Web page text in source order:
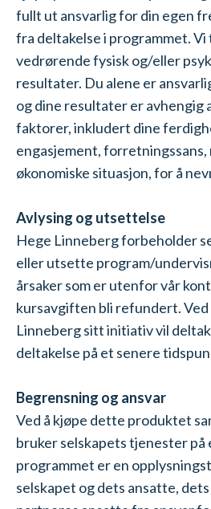
fullt ut ansvarlig for din egen
fra deltakelse i programmet.
vedrørende fysisk og/eller
resultater. Du alene er
og dine resultater er avhengig
faktorer, inkludert dine
engasjement,
økonomiske situasjon, for å
Avlysing og utsettelse
Hege Linneberg forbeholder
eller utsette program/
årsaker som er utenfor vår
kursavgiften bli refundert.
Linneberg sitt initiativ vil
deltakelse på et senere
Begrensning og ansvar
Ved å kjøpe dette produktet
bruker selskapets tjenester på
programmet er en
selskapet og dets ansatte,